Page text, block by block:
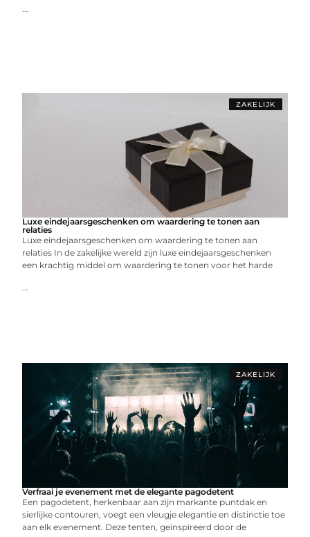
...
ZAKELIJK
Luxe eindejaarsgeschenken om waardering te tonen aan
relaties
Luxe eindejaarsgeschenken om waardering te tonen aan
relaties In de zakelijke wereld zijn luxe eindejaarsgeschenken
een krachtig middel om waardering te tonen voor het harde
...
ZAKELIJK
Verfraai je evenement met de elegante pagodetent
Een pagodetent, herkenbaar aan zijn markante puntdak en
sierlijke contouren, voegt een vleugje elegantie en distinctie toe
aan elk evenement. Deze tenten, geïnspireerd door de